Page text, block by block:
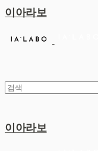
이아라보
이아라보